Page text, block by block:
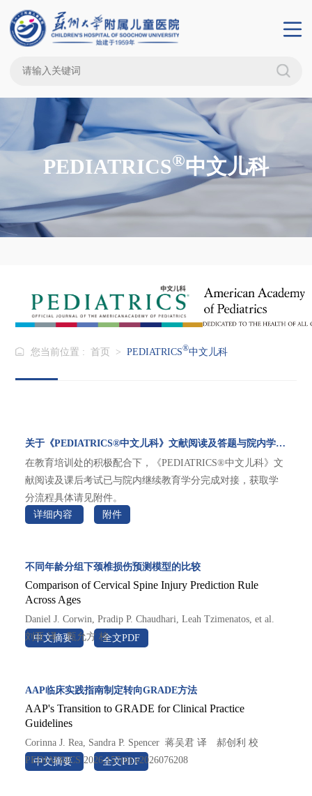
PEDIATRICS®中文儿科
您当前位置 : 首页 > PEDIATRICS®中文儿科
关于《PEDIATRICS®中文儿科》文献阅读及答题与院内学分挂钩的通知
在教育培训处的积极配合下，《PEDIATRICS®中文儿科》文
献阅读及课后考试已与院内继续教育学分完成对接，获取学
分流程具体请见附件。
详细内容
附件
不同年龄分组下颈椎损伤预测模型的比较
Comparison of Cervical Spine Injury Prediction Rule
Across Ages
Daniel J. Corwin, Pradip P. Chaudhari, Leah Tzimenatos, et al.
刘亚 译　甄允方 校
中文摘要 全文PDF
AAP临床实践指南制定转向GRADE方法
AAP's Transition to GRADE for Clinical Practice
Guidelines
Corinna J. Rea, Sandra P. Spencer  蒋吴君 译　郝创利 校
PEDIATRICS 2026;157(6):e2026076208
中文摘要 全文PDF